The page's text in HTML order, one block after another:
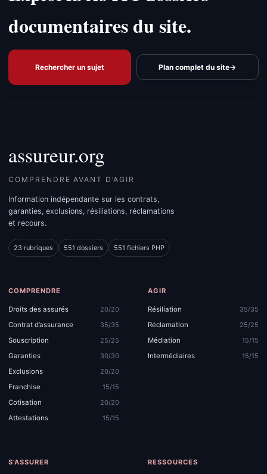
documentaires du site.
Rechercher un sujet Plan complet du site→
assureur.org
COMPRENDRE AVANT D’AGIR
Information indépendante sur les contrats,
garanties, exclusions, résiliations, réclamations
et recours.
23 rubriques 551 dossiers 551 fichiers PHP
COMPRENDRE
Droits des assurés
20/20
Contrat d’assurance
35/35
Souscription
25/25
Garanties
30/30
Exclusions
20/20
Franchise
15/15
Cotisation
20/20
Attestations
15/15
AGIR
Résiliation
35/35
Réclamation
25/25
Médiation
15/15
Intermédiaires
15/15
S’ASSURER RESSOURCES